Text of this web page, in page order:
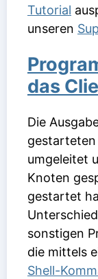
Tutorial
unseren
das
Die
gestarteten
umgeleitet
Knoten
gestartet
sonstigen
die mittels
Shell-